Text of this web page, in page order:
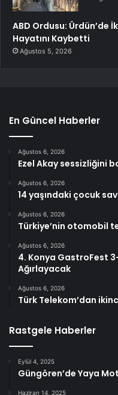
ABD Ordusu: Ürdün’de
Hayatını Kaybetti
Ağustos 5, 2026
En Güncel Haberler
Ağustos 6, 2026
Ezel Akay sessizliğini
Ağustos 6, 2026
14 yaşındaki çocuk
Ağustos 6, 2026
Türkiye’nin otomobil
Ağustos 6, 2026
4. Konya GastroFest
Ağırlayacak
Ağustos 6, 2026
Türk Telekom’dan
Rastgele Haberler
Eylül 4, 2025
Güngören’de Yaya
Haziran 14, 2025